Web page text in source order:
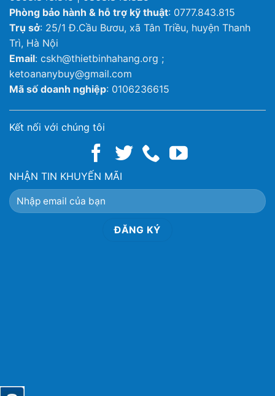
Phòng bảo hành & hỗ trợ kỹ thuật: 0777.843.815
Trụ sở: 25/1 Đ.Cầu Bươu, xã Tân Triều, huyện Thanh
Trì, Hà Nội
Email: cskh@thietbinhahang.org ;
ketoananybuy@gmail.com
Mã số doanh nghiệp: 0106236615
Kết nối với chúng tôi
NHẬN TIN KHUYẾN MÃI